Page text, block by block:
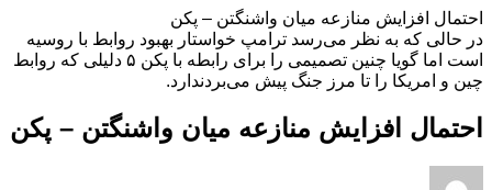
احتمال افزایش منازعه میان واشنگتن – پکن
در حالی که به نظر می‌رسد ترامپ خواستار بهبود روابط با روسیه
است اما گویا چنین تصمیمی را برای رابطه با پکن ۵ دلیلی که روابط
چین و امریکا را تا مرز جنگ پیش می‌بردندارد.
احتمال افزایش منازعه میان واشنگتن – پکن